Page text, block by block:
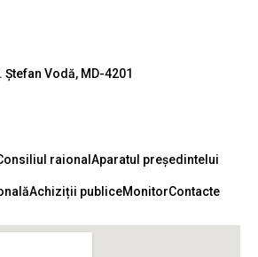
Vodă, MD-4201
raionalAparatul președintelui
Achiziții publiceMonitorContacte